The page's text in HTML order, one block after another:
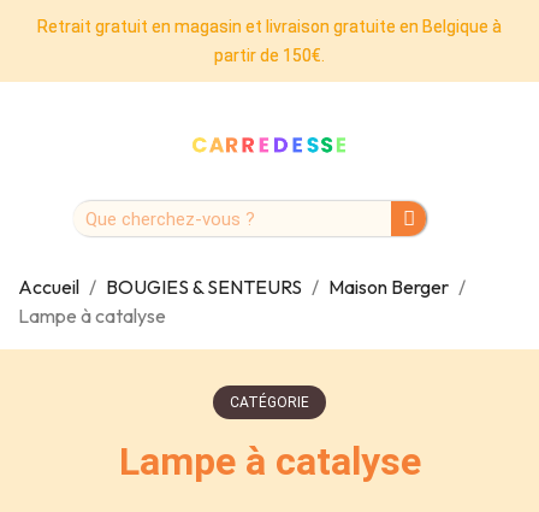
Retrait gratuit en magasin et livraison gratuite en Belgique à
partir de 150€.
Accueil BOUGIES & SENTEURS
Maison Berger
Lampe à catalyse
CATÉGORIE
Lampe à catalyse